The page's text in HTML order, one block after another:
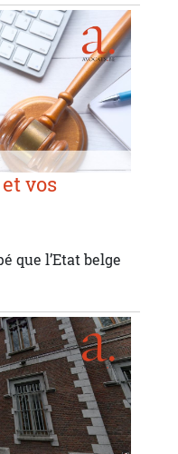
vos
que l’Etat belge